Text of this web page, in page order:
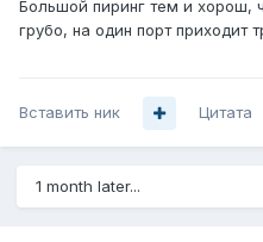
Большой пиринг тем и хорош,
грубо, на один порт приходит
Вставить ник Цитата
1 month later...